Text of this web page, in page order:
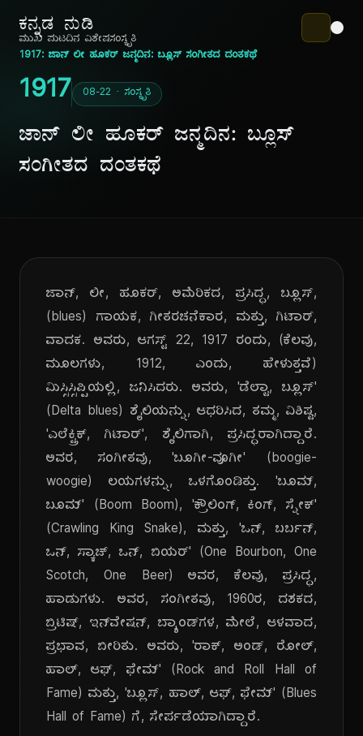
ಕನ್ನಡ ನುಡಿ
ಮುಖ ಪುಟದಿನ ವಿಶೇಷಸಂಸ್ಕೃತಿ
1917: ಜಾನ್ ಲೀ ಹೂಕರ್ ಜನ್ಮದಿನ: ಬ್ಲೂಸ್ ಸಂಗೀತದ ದಂತಕಥೆ
1917 08-22 · ಸಂಸ್ಕೃತಿ
ಜಾನ್ ಲೀ ಹೂಕರ್ ಜನ್ಮದಿನ: ಬ್ಲೂಸ್
ಸಂಗೀತದ ದಂತಕಥೆ
ಜಾನ್, ಲೀ, ಹೂಕರ್, ಅಮೆರಿಕದ, ಪ್ರಸಿದ್ಧ, ಬ್ಲೂಸ್,
(blues) ಗಾಯಕ, ಗೀತರಚನೆಕಾರ, ಮತ್ತು, ಗಿಟಾರ್,
ವಾದಕ. ಅವರು, ಆಗಸ್ಟ್ 22, 1917 ರಂದು, (ಕೆಲವು,
ಮೂಲಗಳು, 1912, ಎಂದು, ಹೇಳುತ್ತವೆ)
ಮಿಸ್ಸಿಸ್ಸಿಪ್ಪಿಯಲ್ಲಿ, ಜನಿಸಿದರು. ಅವರು, 'ಡೆಲ್ಟಾ, ಬ್ಲೂಸ್'
(Delta blues) ಶೈಲಿಯನ್ನು, ಆಧರಿಸಿದ, ತಮ್ಮ, ವಿಶಿಷ್ಟ,
'ಎಲೆಕ್ಟ್ರಿಕ್, ಗಿಟಾರ್', ಶೈಲಿಗಾಗಿ, ಪ್ರಸಿದ್ಧರಾಗಿದ್ದಾರೆ.
ಅವರ, ಸಂಗೀತವು, 'ಬೂಗೀ-ವೂಗೀ' (boogie-
woogie) ಲಯಗಳನ್ನು, ಒಳಗೊಂಡಿತ್ತು. 'ಬೂಮ್,
ಬೂಮ್' (Boom Boom), 'ಕ್ರೌಲಿಂಗ್, ಕಿಂಗ್, ಸ್ನೇಕ್'
(Crawling King Snake), ಮತ್ತು, 'ಒನ್, ಬರ್ಬನ್,
ಒನ್, ಸ್ಕಾಚ್, ಒನ್, ಬಿಯರ್' (One Bourbon, One
Scotch, One Beer) ಅವರ, ಕೆಲವು, ಪ್ರಸಿದ್ಧ,
ಹಾಡುಗಳು. ಅವರ, ಸಂಗೀತವು, 1960ರ, ದಶಕದ,
ಬ್ರಿಟಿಷ್, ಇನ್‌ವೇಷನ್, ಬ್ಯಾಂಡ್‌ಗಳ, ಮೇಲೆ, ಆಳವಾದ,
ಪ್ರಭಾವ, ಬೀರಿತು. ಅವರು, 'ರಾಕ್, ಅಂಡ್, ರೋಲ್,
ಹಾಲ್, ಆಫ್, ಫೇಮ್' (Rock and Roll Hall of
Fame) ಮತ್ತು, 'ಬ್ಲೂಸ್, ಹಾಲ್, ಆಫ್, ಫೇಮ್' (Blues
Hall of Fame) ಗೆ, ಸೇರ್ಪಡೆಯಾಗಿದ್ದಾರೆ.